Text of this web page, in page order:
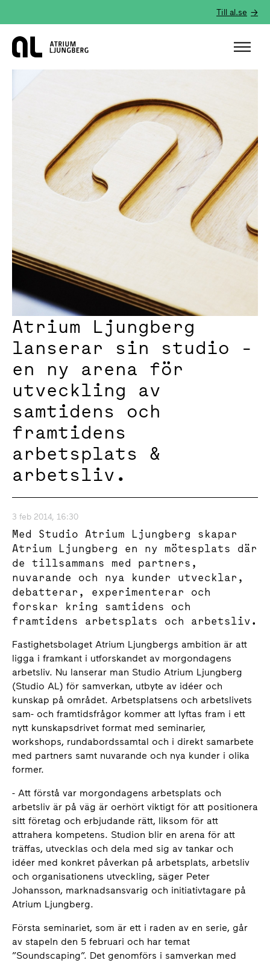
Till al.se
Hem
Atrium Ljungberg
lanserar sin studio -
en ny arena för
utveckling av
samtidens och
framtidens
arbetsplats &
arbetsliv.
3 feb 2014, 16:30
Med Studio Atrium Ljungberg skapar
Atrium Ljungberg en ny mötesplats där
de tillsammans med partners,
nuvarande och nya kunder utvecklar,
debatterar, experimenterar och
forskar kring samtidens och
framtidens arbetsplats och arbetsliv.
Fastighetsbolaget Atrium Ljungbergs ambition är att
ligga i framkant i utforskandet av morgondagens
arbetsliv. Nu lanserar man Studio Atrium Ljungberg
(Studio AL) för samverkan, utbyte av idéer och
kunskap på området. Arbetsplatsens och arbetslivets
sam- och framtidsfrågor kommer att lyftas fram i ett
nytt kunskapsdrivet format med seminarier,
workshops, rundabordssamtal och i direkt samarbete
med partners samt nuvarande och nya kunder i olika
former.
- Att förstå var morgondagens arbetsplats och
arbetsliv är på väg är oerhört viktigt för att positionera
sitt företag och erbjudande rätt, liksom för att
attrahera kompetens. Studion blir en arena för att
träffas, utvecklas och dela med sig av tankar och
idéer med konkret påverkan på arbetsplats, arbetsliv
och organisationens utveckling, säger Peter
Johansson, marknadsansvarig och initiativtagare på
Atrium Ljungberg.
Första seminariet, som är ett i raden av en serie, går
av stapeln den 5 februari och har temat
”Soundscaping”. Det genomförs i samverkan med